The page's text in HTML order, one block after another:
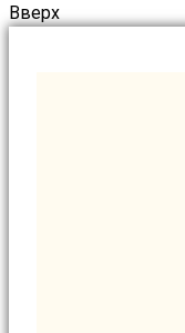
Вверх